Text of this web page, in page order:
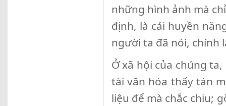
những hình ảnh mà
định, là cái huyền
người ta đã nói, chính
Ở xã hội của chúng
tài văn hóa thấy tán
liệu để mà chắc chiu;